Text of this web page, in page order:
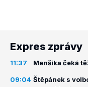
Expres zprávy
11:37 Menšíka čeká
09:04 Štěpánek s